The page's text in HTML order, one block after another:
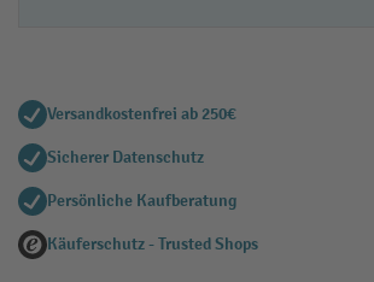
Versandkostenfrei ab 250€
Sicherer Datenschutz
Persönliche Kaufberatung
Käuferschutz - Trusted Shops